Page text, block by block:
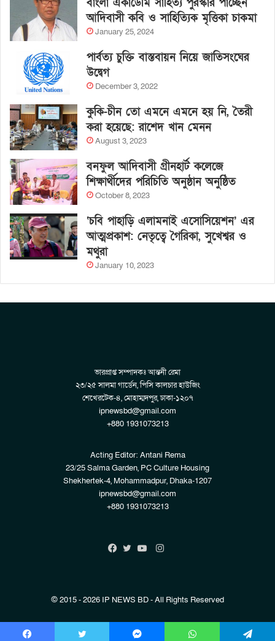
বাংলা একাডেমি সাহিত্য পুরস্কার পাচ্ছেন
আদিবাসী কবি ও সাহিত্যিক মৃত্তিকা চাকমা
January 25, 2024
পার্বত্য চুক্তি বাস্তবায়ন নিয়ে জাতিসংঘের
উদ্বেগ
December 3, 2022
কুকি-চীন তো এমনে এমনে হয় নি, তৈরী
করা হয়েছে: রাশেদ খান মেনন
August 3, 2023
বনফুল আদিবাসী গ্রীনহার্ট কলেজে
শিক্ষার্থীদের পরিচিতি অনুষ্ঠান অনুষ্ঠিত
October 8, 2023
‘চবি পাহাড়ি এলামনাই এসোসিয়েশন’ এর
আত্মপ্রকাশ: নেতৃত্বে গৈরিকা, সুখেশ্বর ও
মথুরা
January 10, 2023
ভারপ্রাপ্ত সম্পাদকঃ আন্তনী রেমা
২৩/২৫ সালমা গার্ডেন, পিসি কালচার হাউজিং
শেখেরটেক-৪, মোহাম্মদপুর, ঢাকা-১২০৭
ipnewsbd@gmail.com
+880 1931073213
Acting Editor: Antani Rema
23/25 Salma Garden, PC Culture Housing
Shekhertek-4, Mohammadpur, Dhaka-1207
ipnewsbd@gmail.com
+880 1931073213
Instagram
© 2015 - 2026 IP NEWS BD - All Rights Reserved